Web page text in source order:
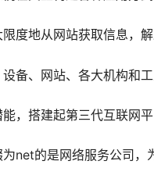
度地从网站获取信息，
备、网站、各大机构和
，搭建起第三代互联网平
net的是网络服务公司，